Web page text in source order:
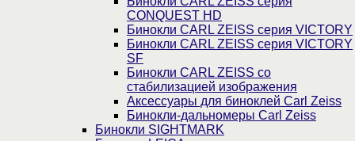
CONQUEST HD
Бинокли CARL ZEISS серия VICTORY
Бинокли CARL ZEISS серия VICTORY
SF
Бинокли CARL ZEISS со
стабилизацией изображения
Аксессуары для биноклей Carl Zeiss
Бинокли-дальномеры Carl Zeiss
Бинокли SIGHTMARK